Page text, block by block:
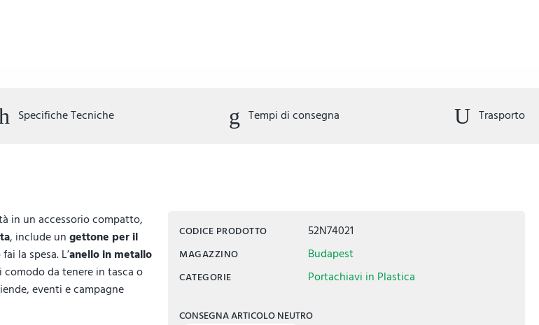
Specifiche Tecniche Tempi di consegna Trasporto
in un accessorio compatto,
, include ungetto­ne per il
la spesa. L’anello in metallo
da tenere in tasca o
eventi e campagne
CODICE PRODOTTO 52N74021
MAGAZZINO Budapest
CATEGORIE Portachiavi in Plastica
CONSEGNA ARTICOLO NEUTRO